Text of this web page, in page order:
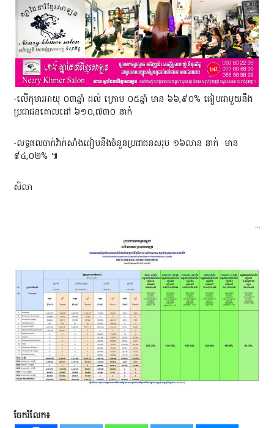
-លើកុមារអាយុ ០៣ឆ្នាំ ដល់ ក្រោម ០៥ឆ្នាំ មាន ៦៦,៩០% ធៀបជាមួយនឹង
ប្រជាជនគោលដៅ ៦១០,៧៣០ នាក់
-លទ្ធផលចាក់វ៉ាក់សាំងធៀបនឹងចំនួនប្រជាជនសរុប ១៦លាន នាក់ មាន
៩៤,០២% ៕
សិលា
...
ចែករំលែក៖